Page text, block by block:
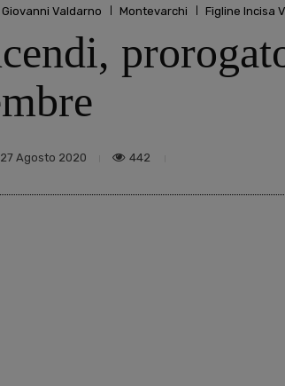
Giovanni Valdarno Montevarchi Figline Incisa
27 Agosto 2020 442